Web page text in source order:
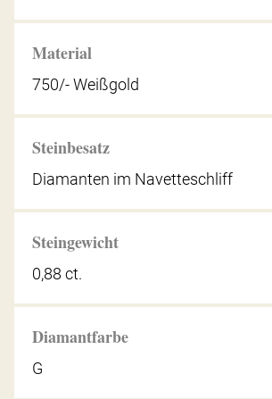
Material
750/- Weißgold
Steinbesatz
Diamanten im Navetteschliff
Steingewicht
0,88 ct.
Diamantfarbe
G